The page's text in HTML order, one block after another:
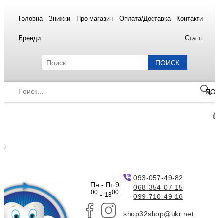
Головна Знижки Про магазин Оплата/Доставка Контакти
Бренди Статті
ПОИСК
Пн - Пт 9
00- 1800
093-057-49-82
068-354-07-15
099-710-49-16
shop32shop@ukr.net